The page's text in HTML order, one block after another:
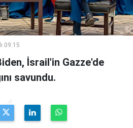
09:15
İsrail'in Gazze'de
savundu.